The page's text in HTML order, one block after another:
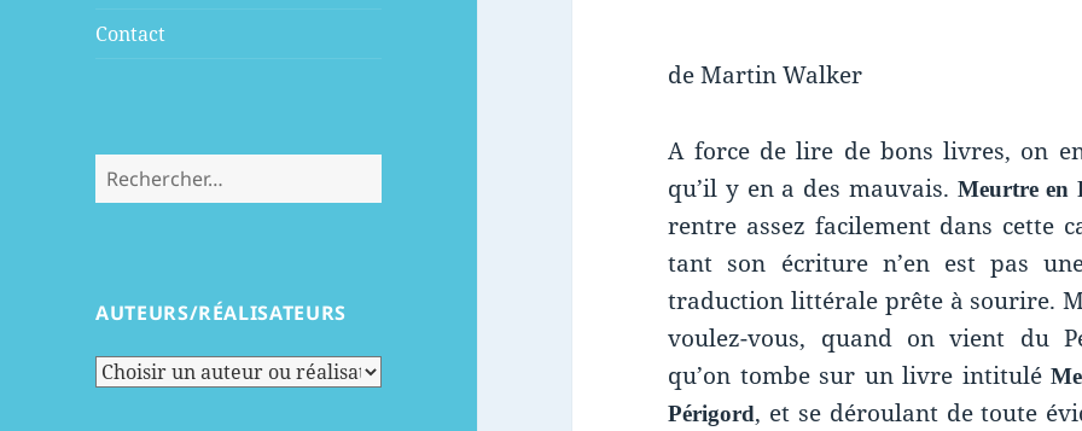
Contact
Rechercher :
AUTEURS/RÉALISATEURS
de Martin Walker
A force de lire de bons livres, on
qu’il y en a des mauvais. Meurtre en
rentre assez facilement dans cette
tant son écriture n’en est pas
traduction littérale prête à sourire.
voulez-vous, quand on vient du
qu’on tombe sur un livre intitulé
Périgord, et se déroulant de toute